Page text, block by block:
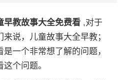
早教故事大全免费看 ,对于
说，儿童故事大全早教；
一个非常想了解的问题，
个问题。